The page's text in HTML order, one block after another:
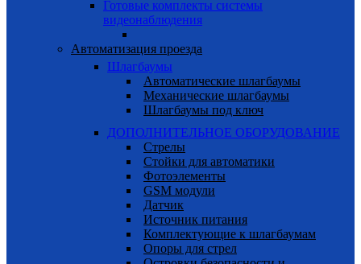
Готовые комплекты системы
видеонаблюдения
Автоматизация проезда
Шлагбаумы
Автоматические шлагбаумы
Механические шлагбаумы
Шлагбаумы под ключ
ДОПОЛНИТЕЛЬНОЕ ОБОРУДОВАНИЕ
Стрелы
Cтойки для автоматики
Фотоэлементы
GSM модули
Датчик
Источник питания
Комплектующие к шлагбаумам
Опоры для стрел